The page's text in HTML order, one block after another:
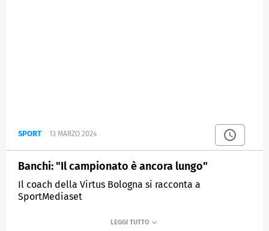
SPORT 13 MARZO 2024
Banchi: "Il campionato è ancora lungo"
Il coach della Virtus Bologna si racconta a
SportMediaset
SPORTMEDIASET